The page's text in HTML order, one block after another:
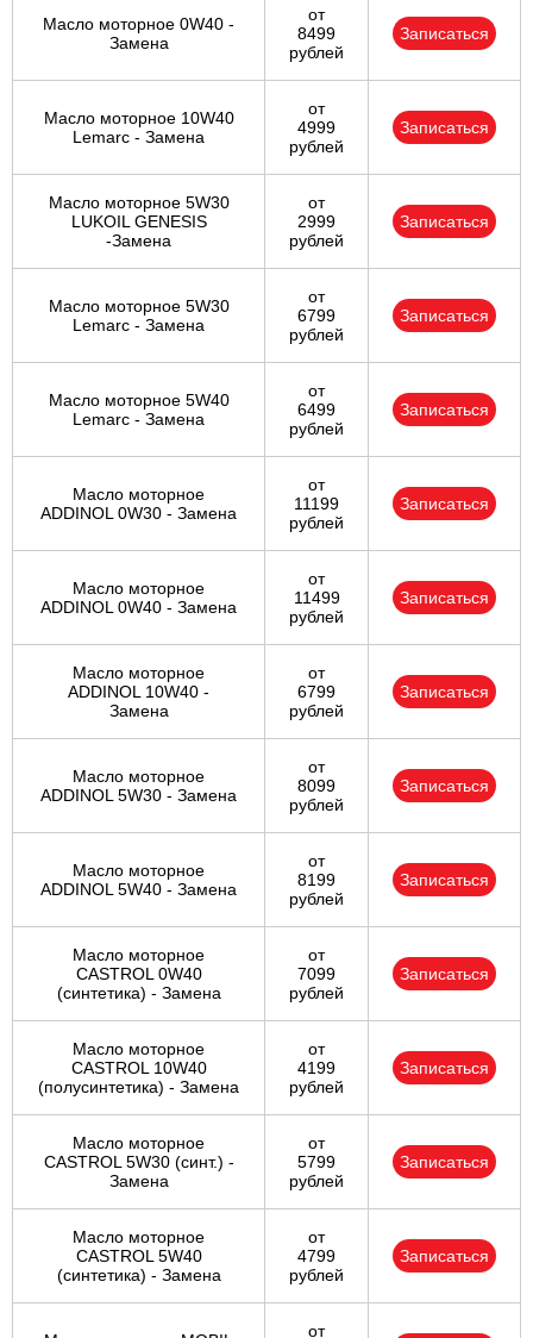
Масло моторное 0W40 -
Замена
от
8499
рублей
Записаться
Масло моторное 10W40
Lemarc - Замена
от
4999
рублей
Записаться
Масло моторное 5W30
LUKOIL GENESIS
-Замена
от
2999
рублей
Записаться
Масло моторное 5W30
Lemarc - Замена
от
6799
рублей
Записаться
Масло моторное 5W40
Lemarc - Замена
от
6499
рублей
Записаться
Масло моторное
ADDINOL 0W30 - Замена
от
11199
рублей
Записаться
Масло моторное
ADDINOL 0W40 - Замена
от
11499
рублей
Записаться
Масло моторное
ADDINOL 10W40 -
Замена
от
6799
рублей
Записаться
Масло моторное
ADDINOL 5W30 - Замена
от
8099
рублей
Записаться
Масло моторное
ADDINOL 5W40 - Замена
от
8199
рублей
Записаться
Масло моторное
CASTROL 0W40
(синтетика) - Замена
от
7099
рублей
Записаться
Масло моторное
CASTROL 10W40
(полусинтетика) - Замена
от
4199
рублей
Записаться
Масло моторное
CASTROL 5W30 (синт.) -
Замена
от
5799
рублей
Записаться
Масло моторное
CASTROL 5W40
(синтетика) - Замена
от
4799
рублей
Записаться
от